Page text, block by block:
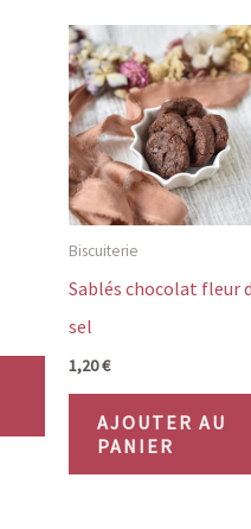
Biscuiterie
Sablés chocolat fleur
sel
1,20€
AJOUTER AU
PANIER